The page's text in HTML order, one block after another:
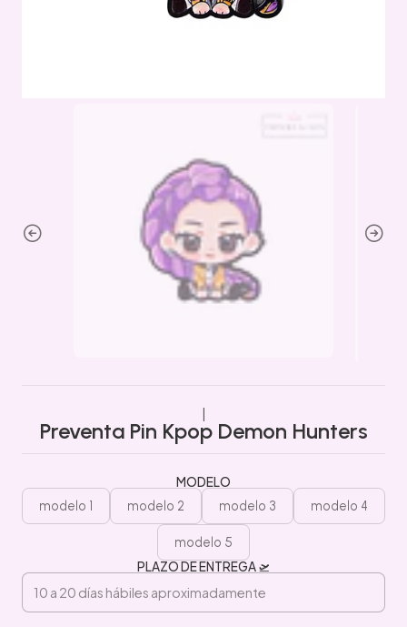
Preventa Pin Kpop Demon Hunters
MODELO
modelo 1 modelo 2 modelo 3 modelo 4
modelo 5
PLAZO DE ENTREGA 🛫